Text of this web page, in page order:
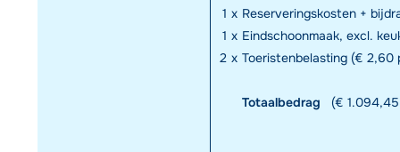
1 x Reserveringskosten +
1 x Eindschoonmaak, excl.
2 x Toeristenbelasting (€ 2,60
Totaalbedrag (€